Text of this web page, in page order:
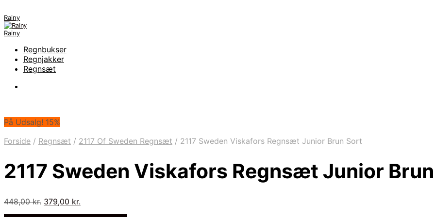
Rainy
Rainy
Regnbukser
Regnjakker
Regnsæt
På Udsalg! 15%
Forside / Regnsæt / 2117 Of Sweden Regnsæt / 2117 Sweden Viskafors Regnsæt Junior Brun Sort
2117 Sweden Viskafors Regnsæt Junior
448,00kr. Den
379,00 kr.